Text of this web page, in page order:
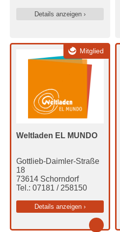
Details anzeigen ›
Mitglied
Weltladen EL MUNDO
Gottlieb-Daimler-Straße
18
73614 Schorndorf
Tel.: 07181 / 258150
Details anzeigen ›